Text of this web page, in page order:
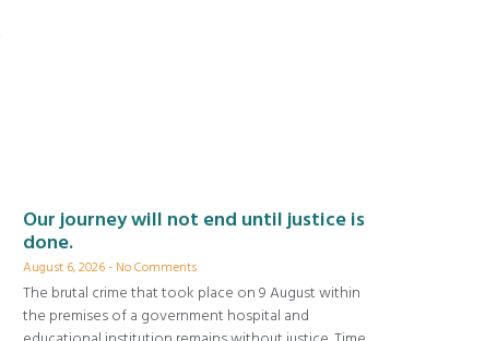
Our journey will not end until justice is
done.
August 6, 2026 No Comments
The brutal crime that took place on 9 August within
the premises of a government hospital and